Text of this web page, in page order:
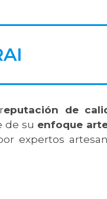
eputación de
de su enfoque
expertos